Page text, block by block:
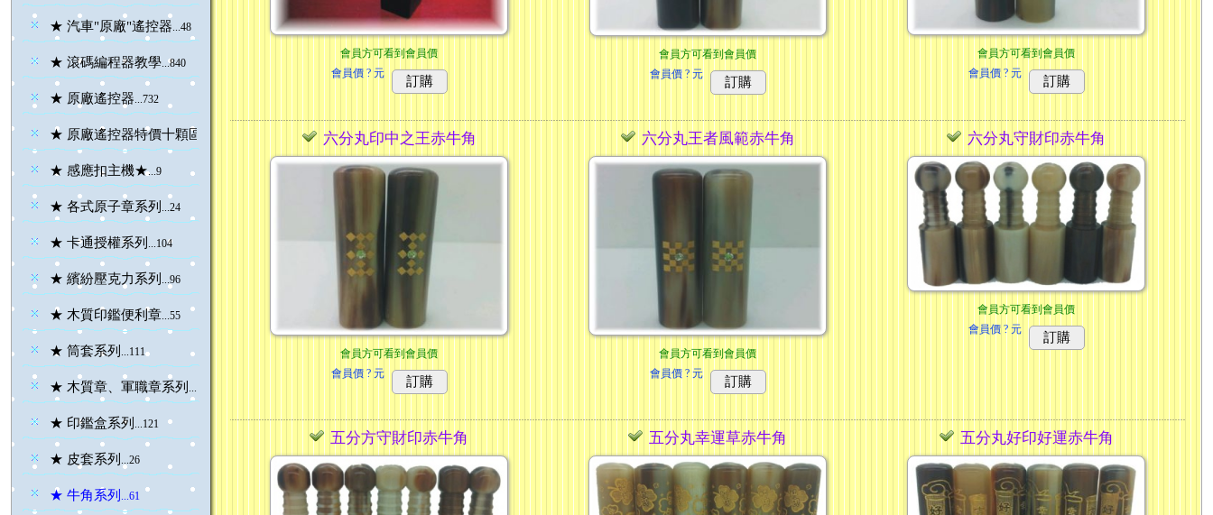
★ 汽車"原廠"遙控器 ...48
★ 滾碼編程器教學 ...840
★ 原廠遙控器 ...732
★ 原廠遙控器特價十顆區
★ 感應扣主機★...9
★ 各式原子章系列 ...24
★ 卡通授權系列 ...104
★ 繽紛壓克力系列 ...96
★ 木質印鑑便利章 ...55
★ 筒套系列 ...111
★ 木質章、軍職章系列
★ 印鑑盒系列 ...121
★ 皮套系列 ...26
★ 牛角系列 ...61
會員方可看到會員價
會員價? 元
訂購
會員方可看到會員價
會員價? 元
訂購
會員方可看到會員價
會員價? 元
訂購
六分丸印中之王赤牛角
會員方可看到會員價
會員價? 元
訂購
六分丸王者風範赤牛角
會員方可看到會員價
會員價? 元
訂購
六分丸守財印赤牛角
會員方可看到會員價
會員價? 元
訂購
五分方守財印赤牛角 五分丸幸運草赤牛角 五分丸好印好運赤牛角